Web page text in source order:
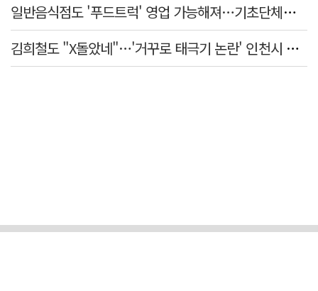
일반음식점도 '푸드트럭' 영업 가능해져…기초단체별 조례 개정 움직임
김희철도 "X돌았네"…'거꾸로 태극기 논란' 인천시 현수막, 이틀 만에 철거